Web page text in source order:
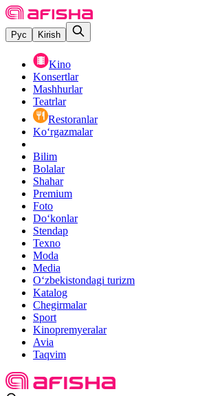
Рус Kirish
Kino
Konsertlar
Mashhurlar
Teatrlar
Restoranlar
Ko‘rgazmalar
Bilim
Bolalar
Shahar
Premium
Foto
Do‘konlar
Stendap
Texno
Moda
Media
O‘zbekistondagi turizm
Katalog
Chegirmalar
Sport
Kinopremyeralar
Avia
Taqvim